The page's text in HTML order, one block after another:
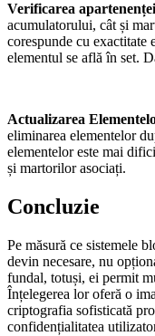
Verificarea
acumulatorului, cât și
corespunde cu exactitate
elementul se află în set.
Actualizarea
eliminarea elementelor
elementelor este mai
și martorilor asociați.
Concluzie
Pe măsură ce sistemele
devin necesare, nu
fundal, totuși, ei permit
Înțelegerea lor oferă o
criptografia sofisticată
confidențialitatea